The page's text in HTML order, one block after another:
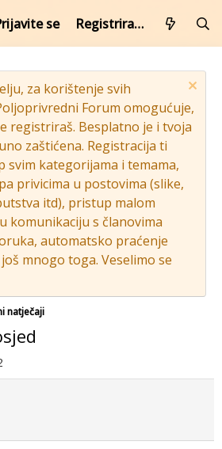
se Registrirajte se
za korištenje svih
Forum omogućuje,
registriraš. Besplatno je i tvoja
zaštićena. Registracija ti
svim kategorijama i temama,
privicima u postovima (slike,
itd), pristup malom
komunikaciju s članovima
automatsko praćenje
mnogo toga. Veselimo se
natječaji